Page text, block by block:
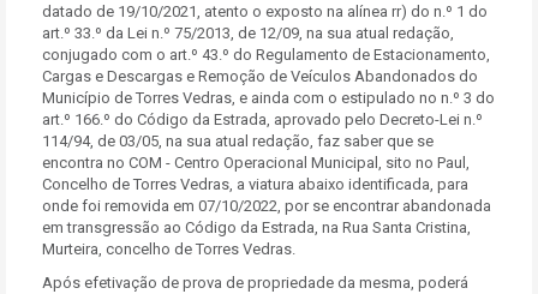
datado de 19/10/2021, atento o exposto na alínea rr) do n.º 1 do
art.º 33.º da Lei n.º 75/2013, de 12/09, na sua atual redação,
conjugado com o art.º 43.º do Regulamento de Estacionamento,
Cargas e Descargas e Remoção de Veículos Abandonados do
Município de Torres Vedras, e ainda com o estipulado no n.º 3 do
art.º 166.º do Código da Estrada, aprovado pelo Decreto-Lei n.º
114/94, de 03/05, na sua atual redação, faz saber que se
encontra no COM - Centro Operacional Municipal, sito no Paul,
Concelho de Torres Vedras, a viatura abaixo identificada, para
onde foi removida em 07/10/2022, por se encontrar abandonada
em transgressão ao Código da Estrada, na Rua Santa Cristina,
Murteira, concelho de Torres Vedras.
Após efetivação de prova de propriedade da mesma, poderá